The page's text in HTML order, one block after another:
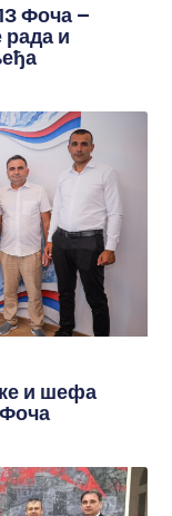
Фоча –
рада и
и шефа